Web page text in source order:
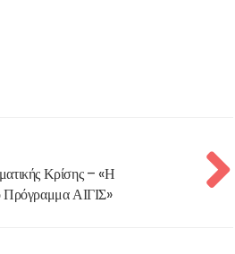
Κρίσης – «Η
Πρόγραμμα ΑΙΓΙΣ»